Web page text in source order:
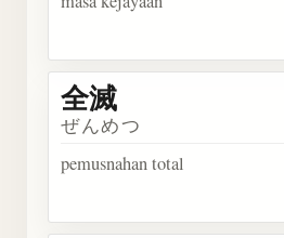
全滅
ぜんめつ
pemusnahan total